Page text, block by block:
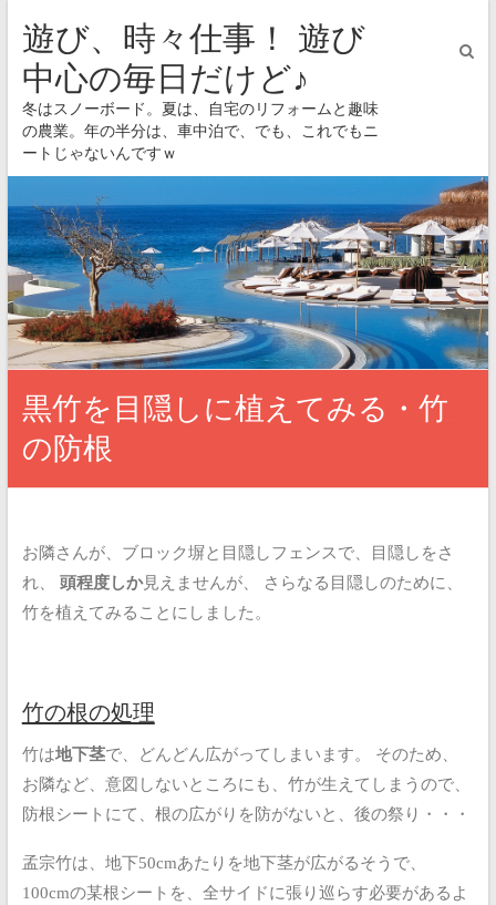
遊び、時々仕事！ 遊び
中心の毎日だけど♪
冬はスノーボード。夏は、自宅のリフォームと趣味
の農業。年の半分は、車中泊で、でも、これでもニ
ートじゃないんですｗ
黒竹を目隠しに植えてみる・竹
の防根
お隣さんが、ブロック塀と目隠しフェンスで、目隠しをさ
れ、
頭程度しか見えませんが、
さらなる目隠しのために、
竹を植えてみることにしました。
竹の根の処理
竹は地下茎で、どんどん広がってしまいます。
そのため、
お隣など、意図しないところにも、竹が生えてしまうので、
防根シートにて、根の広がりを防がないと、後の祭り・・・
孟宗竹は、地下50cmあたりを地下茎が広がるそうで、
100cmの某根シートを、全サイドに張り巡らす必要があるよ